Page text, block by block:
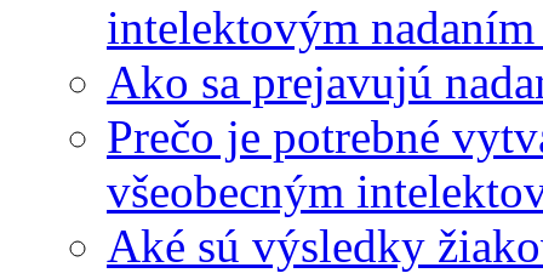
intelektovým
Ako sa prejavujú
Prečo je potrebné
všeobecným
Aké sú výsledky